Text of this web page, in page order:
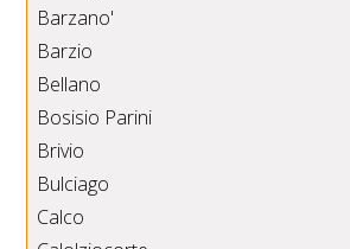
Barzano'
Barzio
Bellano
Bosisio Parini
Brivio
Bulciago
Calco